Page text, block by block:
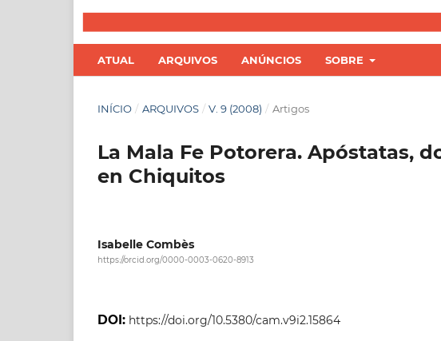
ATUAL ARQUIVOS ANÚNCIOS SOBRE
INÍCIO / ARQUIVOS / V. 9 (2008) / Artigos
La Mala Fe Potorera. Apóstatas,
en Chiquitos
Isabelle Combès
https://orcid.org/0000-0003-0620-8913
DOI: https://doi.org/10.5380/cam.v9i2.15864